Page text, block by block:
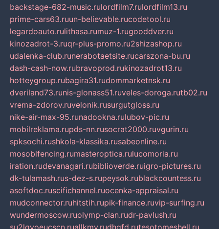
backstage-682-music.rulordfilm7.rulordfilm13.ru
prime-cars63.ruun-believable.rucodetool.ru
legardoauto.rulithasa.rumuz-1.rugooddver.ru
kinozadrot-3.ruqr-plus-promo.ru2shizashop.ru
udalenka-club.runerabotaetsite.rucarszona-bu.ru
dash-cash-now.rubravoprod.rukinozadrot13.ru
hotteygroup.rubagira31.rudommarketnsk.ru
dveriland73.runis-glonass51.ruveles-doroga.rutb02.ru
vrema-zdorov.ruvelonik.rusurgutgloss.ru
nike-air-max-95.runadookna.rulubov-pic.ru
mobilreklama.rupds-nn.rusocrat2000.ruvgurin.ru
spksochi.rushkola-klassika.rusabeonline.ru
mosoblfencing.rumasteroptica.rulucomoria.ru
iration.rudevanagari.rubiblioverde.ruigro-pictures.ru
dk-tulamash.rus-dez-s.rupeysok.rublackcountess.ru
asoftdoc.ruscifichannel.ruocenka-appraisal.ru
mudconnector.ruhitstih.rupik-finance.ruvip-surfing.ru
wundermoscow.ruolymp-clan.rudr-pavlush.ru
su2lgyoeucscn.ruallkmv.rudhgfd.rutesotomeshell.ru